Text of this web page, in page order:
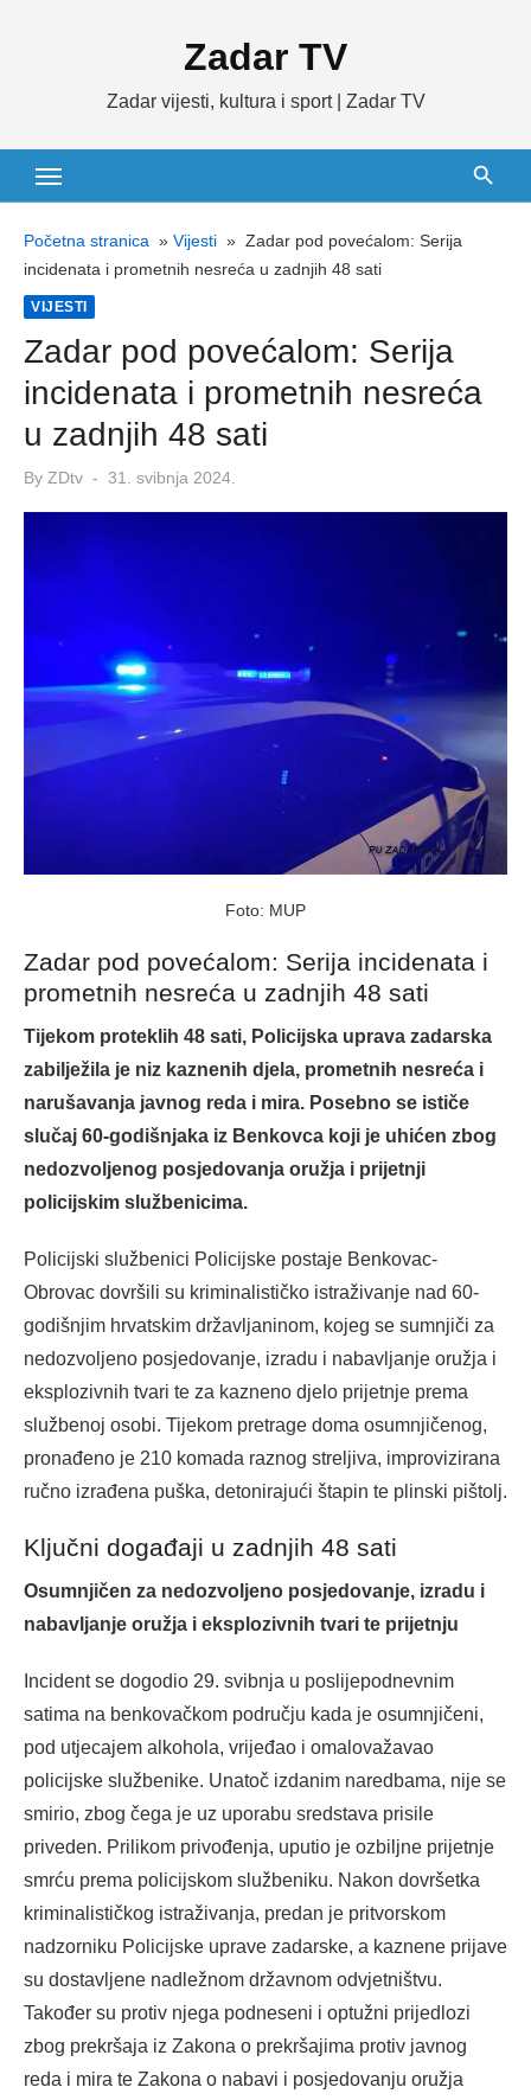
Zadar TV
Zadar vijesti, kultura i sport | Zadar TV
Početna stranica » Vijesti » Zadar pod povećalom: Serija
incidenata i prometnih nesreća u zadnjih 48 sati
VIJESTI
Zadar pod povećalom: Serija
incidenata i prometnih nesreća
u zadnjih 48 sati
By ZDtv
Posted
31. svibnja 2024.
Foto: MUP
Zadar pod povećalom: Serija incidenata i
prometnih nesreća u zadnjih 48 sati
Tijekom proteklih 48 sati, Policijska uprava zadarska
zabilježila je niz kaznenih djela, prometnih nesreća i
narušavanja javnog reda i mira. Posebno se ističe
slučaj 60-godišnjaka iz Benkovca koji je uhićen zbog
nedozvoljenog posjedovanja oružja i prijetnji
policijskim službenicima.
Policijski službenici Policijske postaje Benkovac-
Obrovac dovršili su kriminalističko istraživanje nad 60-
godišnjim hrvatskim državljaninom, kojeg se sumnjiči za
nedozvoljeno posjedovanje, izradu i nabavljanje oružja i
eksplozivnih tvari te za kazneno djelo prijetnje prema
službenoj osobi. Tijekom pretrage doma osumnjičenog,
pronađeno je 210 komada raznog streljiva, improvizirana
ručno izrađena puška, detonirajući štapin te plinski pištolj.
Ključni događaji u zadnjih 48 sati
Osumnjičen za nedozvoljeno posjedovanje, izradu i
nabavljanje oružja i eksplozivnih tvari te prijetnju
Incident se dogodio 29. svibnja u poslijepodnevnim
satima na benkovačkom području kada je osumnjičeni,
pod utjecajem alkohola, vrijeđao i omalovažavao
policijske službenike. Unatoč izdanim naredbama, nije se
smirio, zbog čega je uz uporabu sredstava prisile
priveden. Prilikom privođenja, uputio je ozbiljne prijetnje
smrću prema policijskom službeniku. Nakon dovršetka
kriminalističkog istraživanja, predan je pritvorskom
nadzorniku Policijske uprave zadarske, a kaznene prijave
su dostavljene nadležnom državnom odvjetništvu.
Također su protiv njega podneseni i optužni prijedlozi
zbog prekršaja iz Zakona o prekršajima protiv javnog
reda i mira te Zakona o nabavi i posjedovanju oružja